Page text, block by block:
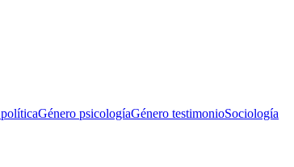
Género psicologíaGénero testimonioSociología